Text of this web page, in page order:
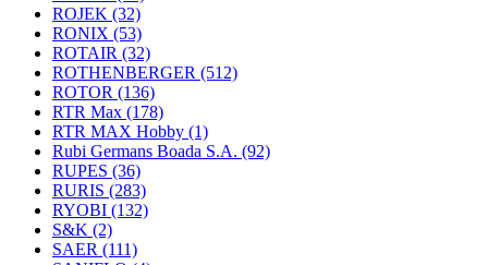
ROJEK (32)
RONIX (53)
ROTAIR (32)
ROTHENBERGER (512)
ROTOR (136)
RTR Max (178)
RTR MAX Hobby (1)
Rubi Germans Boada S.A. (92)
RUPES (36)
RURIS (283)
RYOBI (132)
S&K (2)
SAER (111)